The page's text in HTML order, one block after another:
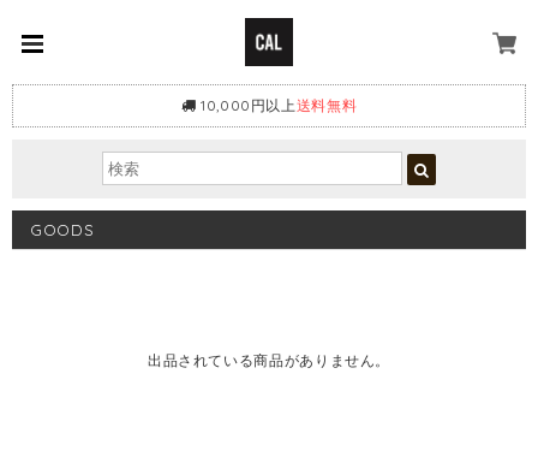
10,000円以上送料無料
GOODS
出品されている商品がありません。